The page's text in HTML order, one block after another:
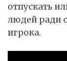
отпускать
людей ради
игрока.